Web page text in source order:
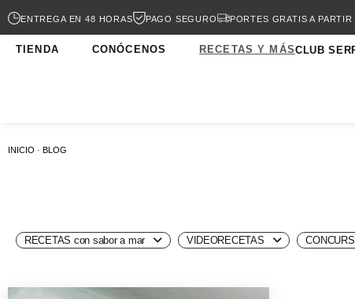
ENTREGA EN 48 HORAS PAGO SEGURO PORTES GRATIS A
TIENDA CONÓCENOS RECETAS Y MÁSCLUB
INICIO · BLOG
RECETAS con sabor a mar VIDEORECETAS